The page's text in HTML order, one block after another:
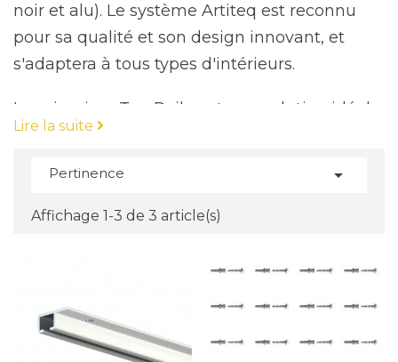
noir et alu). Le système Artiteq est reconnu
pour sa qualité et son design innovant, et
s'adaptera à tous types d'intérieurs.
Les cimaises Top Rail sont une solution idéale
pour suspendre des œuvres d'art, des affiches,
des objets au plafond lorsque la fixation sur
cimaises Top Rail sont très discrètes et ne
suspendues, elles mesurent seulement 14
mm de largeur et 6,5 mm de hauteur et sont
Lire la suite
Pertinence 
Affichage 1-3 de 3 article(s)